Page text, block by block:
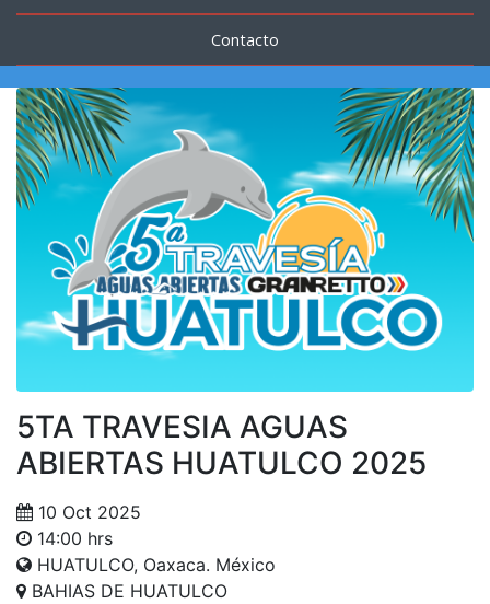
Contacto
5TA TRAVESIA AGUAS
ABIERTAS HUATULCO 2025
10 Oct 2025
14:00 hrs
HUATULCO, Oaxaca. México
BAHIAS DE HUATULCO